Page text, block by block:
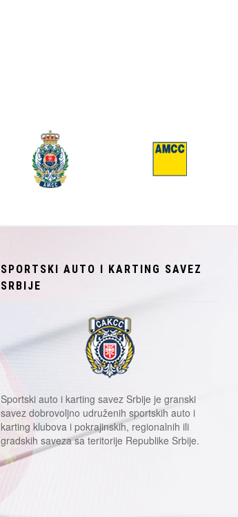
SPORTSKI AUTO I KARTING SAVEZ
SRBIJE
Sportski auto i karting savez Srbije je granski
savez dobrovoljno udruženih sportskih auto i
karting klubova i pokrajinskih, regionalnih ili
gradskih saveza sa teritorije Republike Srbije.